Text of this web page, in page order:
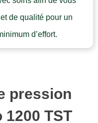
de qualité pour un
d’effort.
pression
TST